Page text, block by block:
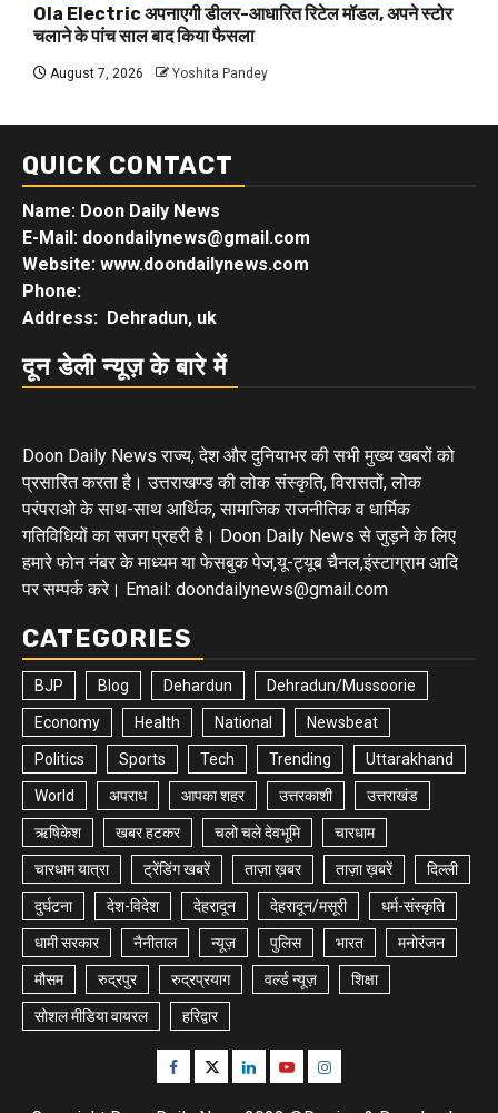
Ola Electric अपनाएगी डीलर-आधारित रिटेल मॉडल, अपने स्टोर
चलाने के पांच साल बाद किया फैसला
August 7, 2026 Yoshita Pandey
QUICK CONTACT
Name: Doon Daily News
E-Mail: doondailynews@gmail.com
Website: www.doondailynews.com
Phone:
Address: Dehradun, uk
दून डेली न्यूज़ के बारे में
Doon Daily News राज्य, देश और दुनियाभर की सभी मुख्य खबरों को
प्रसारित करता है। उत्तराखण्ड की लोक संस्कृति, विरासतों, लोक
परंपराओ के साथ-साथ आर्थिक, सामाजिक राजनीतिक व धार्मिक
गतिविधियों का सजग प्रहरी है। Doon Daily News से जुड़ने के लिए
हमारे फोन नंबर के माध्यम या फेसबुक पेज,यू-ट्यूब चैनल,इंस्टाग्राम आदि
पर सम्पर्क करे। Email: doondailynews@gmail.com
CATEGORIES
BJP Blog Dehardun Dehradun/Mussoorie
Economy Health National Newsbeat
Politics Sports Tech Trending Uttarakhand
World अपराध आपका शहर उत्तरकाशी उत्तराखंड
ऋषिकेश खबर हटकर चलो चले देवभूमि चारधाम
चारधाम यात्रा ट्रेंडिंग खबरें ताज़ा ख़बर ताज़ा ख़बरें दिल्ली
दुर्घटना देश-विदेश देहरादून देहरादून/मसूरी धर्म-संस्कृति
धामी सरकार नैनीताल न्यूज़ पुलिस भारत मनोरंजन
मौसम रुद्रपुर रुद्रप्रयाग वर्ल्ड न्यूज़ शिक्षा
सोशल मीडिया वायरल हरिद्वार
Facebook
TwitterLinkedinYoutubeInstagram